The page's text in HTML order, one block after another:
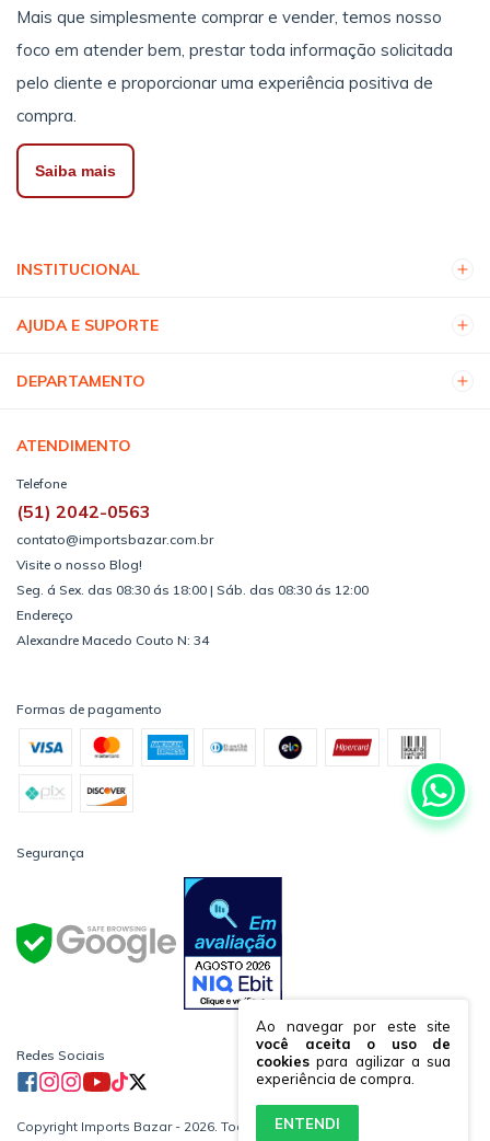
Ao navegar por este site
você aceita o uso de
cookies para agilizar a sua
experiência de compra.
ENTENDI
Mais que simplesmente comprar e vender, temos nosso
foco em atender bem, prestar toda informação solicitada
pelo cliente e proporcionar uma experiência positiva de
compra.
Saiba mais
INSTITUCIONAL
AJUDA E SUPORTE
DEPARTAMENTO
ATENDIMENTO
Telefone
(51) 2042-0563
contato@importsbazar.com.br
Visite o nosso Blog!
Seg. á Sex. das 08:30 ás 18:00 | Sáb. das 08:30 ás 12:00
Endereço
Alexandre Macedo Couto N: 34
Formas de pagamento
Segurança
Redes Sociais
Copyright Imports Bazar - 2026. Todos os direitos reservados.